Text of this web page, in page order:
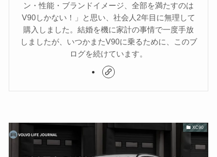
ン・性能・ブランドイメージ、全部を満たすのは
V90しかない！」と思い、社会人2年目に無理して
購入しました。結婚を機に家計の事情で一度手放
しましたが、いつかまたV90に乗るために、このブ
ログを続けています。
XC90